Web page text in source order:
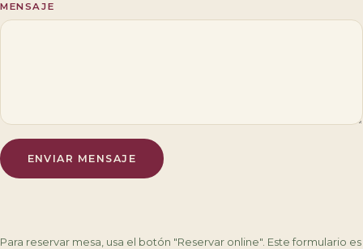
MENSAJE
ENVIAR MENSAJE
Para reservar mesa, usa el botón "Reservar online". Este formulario es